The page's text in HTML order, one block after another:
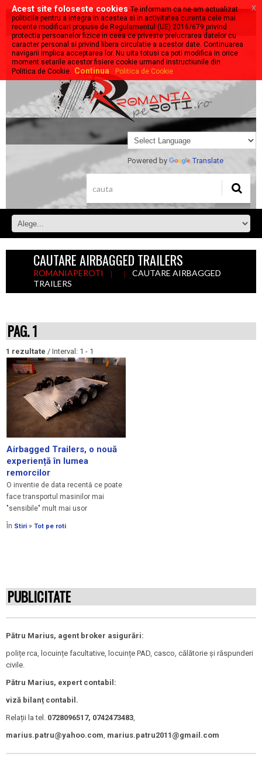
Stiri, evenimente, prezentari despre tot ce se deplaseaza pe roti:
auto - moto - velo
Powered by Translate
CAUTARE AIRBAGGED TRAILERS
ROMANIAPEROTI
CAUTARE AIRBAGGED
TRAILERS
PAG. 1
1 rezultate / Interval: 1 - 1
Airbagged Trailers, o nouă
experiență în lumea
remorcilor
O inventie de data recentă ce poate
face transportul masinilor mai
"sensibile" mult mai usor
În Stiri» Tot pe roti
PUBLICITATE
Pătru Marius, agent broker asigurări:
polițe rca, locuințe facultative, locuințe PAD, casco, călătorie și răspunderi
civile.
Pătru Marius, expert contabil:
viză bilanț contabil.
Relații la tel. 0728096517, 0742473483
marius.patru@yahoo.com marius.patru2011@gmail.com
Acest site foloseste cookies Te informam ca ne-am actualizat
politicile pentru a integra in acestea si in activitatea curenta cele mai
recente modificari propuse de Regulamentul (UE) 2016/679 privind
protectia persoanelor fizice in ceea ce priveste prelucrarea datelor cu
caracter personal si privind libera circulatie a acestor date. Continuarea
navigarii implica acceptarea lor. Nu uita totusi ca poti modifica in orice
moment setarile acestor fisiere cookie urmand instructiunile din
Politica de Cookie. Continua Politica de Cookie
x